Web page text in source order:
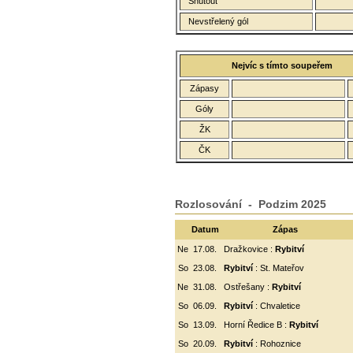
Nevstřelený gól
Nejvíc s tímto soupeřem
Zápasy
Góly
ŽK
ČK
Rozlosování - Podzim 2025
Datum Zápas
Ne 17.08. Dražkovice : Rybitví
So 23.08. Rybitví: St. Mateřov
Ne 31.08. Ostřešany : Rybitví
So 06.09. Rybitví : Chvaletice
So
13.09. Horní Ředice B : Rybitví
So 20.09. Rybitví : Rohoznice